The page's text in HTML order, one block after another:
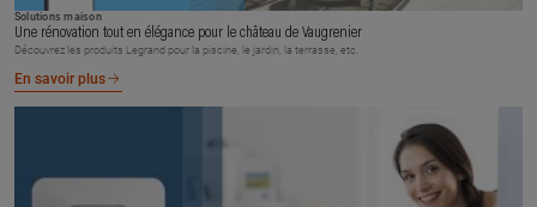
Solutions maison
Une rénovation tout en élégance pour le château de Vaugrenier
Découvrez les produits Legrand pour la piscine, le jardin, la terrasse, etc.
En savoir plus